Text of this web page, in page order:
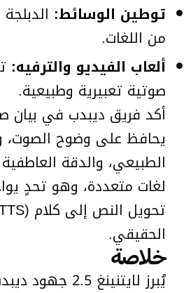
توطين الوسائط:
من اللغات.
ألعاب الفيديو والترفيه:
صوتية تعبيرية وطبيعية.
أكد فريق ديبدب في بيان
يحافظ على وضوح الصوت،
الطبيعي، والدقة
لغات متعددة، وهو تحدٍ
الحقيقي.
خلاصة
يُبرز لايتنينغ